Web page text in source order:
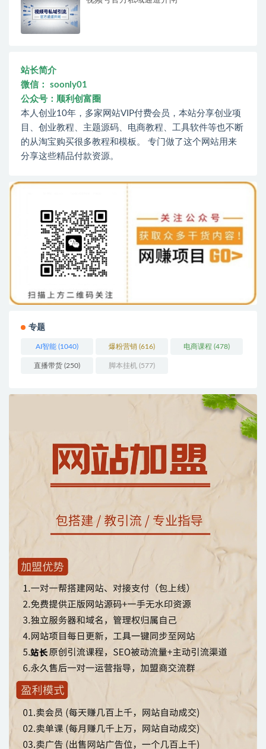
站长简介
微信： soonly01
公众号：顺利创富圈
本人创业10年，多家网站VIP付费会员，本站分享创业项
目、创业教程、主题源码、电商教程、工具软件等也不断
的从淘宝购买很多教程和模板。 专门做了这个网站用来
分享这些精品付款资源。
专题
AI智能 (1040) 爆粉营销 (616) 电商课程 (478)
直播带货 (250) 脚本挂机 (577)